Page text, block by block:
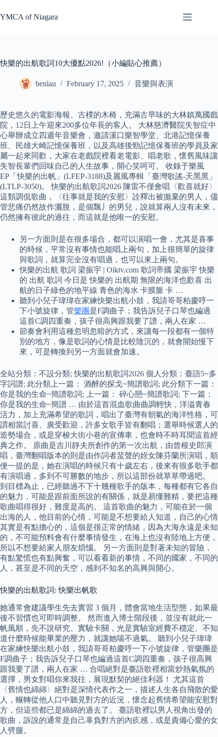
to
content
YMCA of Niagara
快樂的出航歌詞10大優點2026!（小編貼心推薦）
benlau February 17, 2025 音樂與表演
歷史悠久的電影海報、古樸的木椅，充滿古早味的大林鎮萬國戲
院，12日上午迎來200多位年長的客人。 大林慈濟醫院失智症中
心舉辦成立四週年音樂會，邀請溪口樂智學堂、北港記憶保養
班、民雄大崎記憶保養班，以及高雄後勁記憶保養班的學員及家
屬一起來同歡，大家在老戲院裡看老電影、唱老歌，懷舊風味讓
失智長輩們回味自己的人生故事，開心笑呵可。 收錄于樂風
EP「快樂的出帆」(LFEP-3188)及麗風專輯「臺灣歌謠-天黑黑」
(LTLP-3050)。 快樂的出航歌詞2026 陳雷不僅會唱〈歡喜就好〉
這類調侃歌曲，〈往事就是我的安慰〉詮釋出被拋棄的男人，儘
管悲痛仍然故作灑脫，是個飄丿的男兒，說就算兩人沒有未來，
仍然擁有彼此的過往，而這就是他唯一的安慰。
另一方面則是在很多場合，都可以演唱一會，尤其是喜事
的時候，平常沒有事情也能唱上兩句，加上很簡單的旋律
與歌詞，就算完全沒有唱過，也可以來上兩句。
快樂的出航 歌詞 梁振宇 | Oiktv.com 歌詞帝國 梁振宇 快樂
的 出航 歌詞 今日是 快樂的 出航期 無限的海洋也歡喜 出
航的日子綠色的地平線 青色的海水 卡膜脈 卡 …
聽到小兒子瑋瑋在家練快樂出航小鼓，我請哥哥柏慶哼一
下小號旋律，管樂團是F調曲子；我告訴兒子口琴也編過
這首C調四重奏，孩子很高興跟我要了譜，兩人在家 …
節奏會利用這種忽明忽暗的方式，來讓每一段都有一個特
別的地方，像是歌詞的心情是比較陰沉的，就會開始慢下
來，可是轉換到另一方面就會加速。
全站分類：不設分類; 快樂的出航歌詞2026 個人分類：臺語5~多
字詞譜; 此分類上一篇： 酒醉的探戈~簡譜歌詞; 此分類下一篇：
你是我的生命~簡譜歌詞; 上一篇： 碎心戀~簡譜歌詞; 下一篇：
你是我的生命~簡譜 … 由於這首混血歌曲曲調輕快，洋溢青春
活力，加上充滿希望的歌詞，唱出了臺灣有朝氣的海洋性格，可
謂相當討喜、廣受歡迎，許多女歌手皆有翻唱；選舉時候選人的
造勢場合，或是穿梭大街小巷的宣傳車，也會時不時耳聞這首經
典之作。 原曲是吉川靜夫所創作的第一次出航，由曾根史郎演
唱，臺灣翻唱版本的則是由作詞者蜚聲的姪女陳芬蘭所演唱，順
便一提的是，她在演唱的時候只有十歲左右，後來有很多歌手都
有演唱過，多到不可勝數的地步，所以這部份就草草帶過吧。
到目標為止，已經聽過不下十幾種歌手的版本，每種都有它各自
的魅力，可能是跟前面所說的有關係，就是易懂難精，要把這種
歌曲唱得很好，難度是高的。 這首歌曲的魅力，可能在於一個
出海的人，他目前的心情，可能是不想要給人知道，自己的心情
其實是有點擔心的，這個是很正常的情緒，因為大海永遠是未知
的，不可能預料會有什麼事情發生，在海上也沒有陸地上方便，
所以不想要給家人朋友煩惱。 另一方面則是對著未知的冒險，
有點驚慌也有點興奮，可以看看新的事情，不同的國家，不同的
人，甚至是不同的天空，感到不知名的高興與開心。
快樂的出航歌詞: 快樂出帆歌
她通常會建議學生先去實習 3 個月，體會當地生活型態，如果最
後不習慣也可即時調整。 然而進入博士階段後，並沒有就此一
帆風順，先不說研究、實驗卡關，光是實驗室經費不穩定、不知
道什麼時候能畢業的壓力，就讓她喘不過氣。 聽到小兒子瑋瑋
在家練快樂出航小鼓，我請哥哥柏慶哼一下小號旋律，管樂團是
F調曲子；我告訴兒子口琴也編過這首C調四重奏，孩子很高興
跟我要了譜，兩人在家 … 合唱絕對是臺語歌裡相當炒熱氣氛的
選擇，男女對唱你來我往，展現默契的絕佳利器！ 尤其這首
〈舊情也綿綿〉絕對是深情代表作之一，描述人生各自飛散的愛
人，輾轉從他人口中聽見對方的近況，懷念起舊情希望能安慰對
方，但這些都已是綿綿的過去了。 臺語歌裡以男人視角出發的
歌曲，訴說的通常是自己辜負對方的內疚感，或是責備心愛的女
人劈腿。